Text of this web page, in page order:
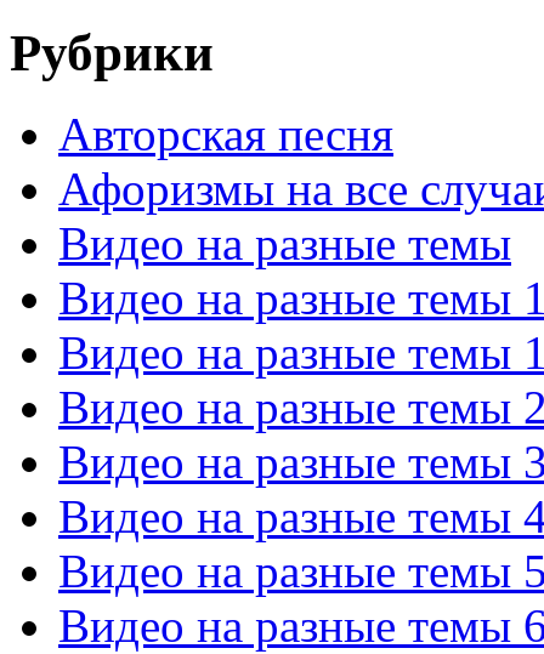
Рубрики
Авторская песня
Афоризмы на все
Видео на разные темы
Видео на разные темы
Видео на разные темы
Видео на разные темы
Видео на разные темы
Видео на разные темы
Видео на разные темы
Видео на разные темы